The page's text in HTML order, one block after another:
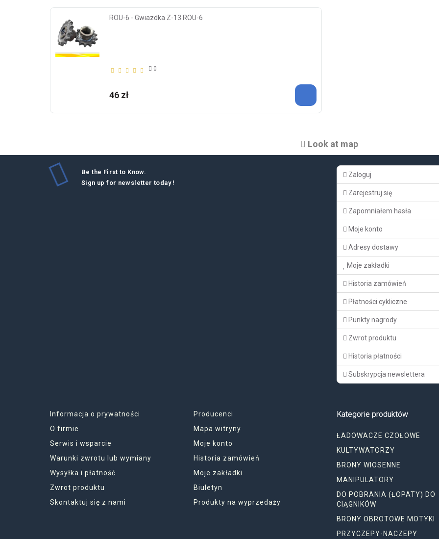
ROU-6 - Gwiazdka Z-13 ROU-6
0
46 zł
Look at map
Be the First to Know.
Sign up for newsletter today !
Zaloguj
Zarejestruj się
Zapomniałem hasła
Moje konto
Adresy dostawy
Moje zakładki
Historia zamówień
Płatności cykliczne
Punkty nagrody
Zwrot produktu
Historia płatności
Subskrypcja newslettera
Informacja o prywatności
O firmie
Serwis i wsparcie
Warunki zwrotu lub wymiany
Wysyłka i płatność
Zwrot produktu
Skontaktuj się z nami
Producenci
Mapa witryny
Moje konto
Historia zamówień
Moje zakładki
Biuletyn
Produkty na wyprzedaży
Kategorie produktów
ŁADOWACZE CZOŁOWE
KULTYWATORZY
BRONY WIOSENNE
MANIPULATORY
DO POBRANIA (ŁOPATY) DO
CIĄGNIKÓW
BRONY OBROTOWE MOTYKI
PRZYCZEPY-NACZEPY